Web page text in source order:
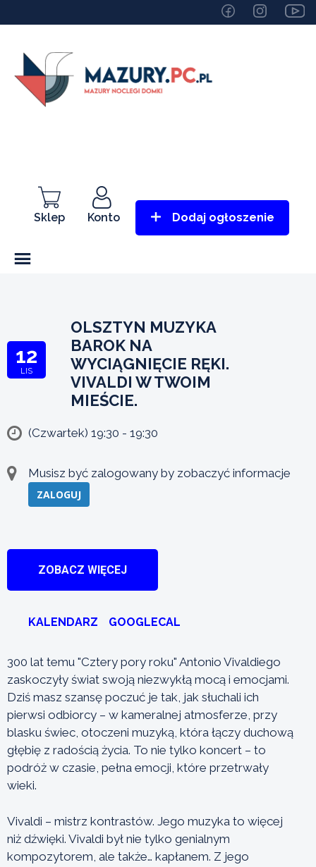
Sklep Konto Dodaj ogłoszenie
12
LIS
OLSZTYN MUZYKA
BAROK NA
WYCIĄGNIĘCIE RĘKI.
VIVALDI W TWOIM
MIEŚCIE.
(Czwartek) 19:30 - 19:30
Musisz być zalogowany by zobaczyć informacje
ZALOGUJ
ZOBACZ WIĘCEJ
KALENDARZ GOOGLECAL
300 lat temu "Cztery pory roku" Antonio Vivaldiego
zaskoczyły świat swoją niezwykłą mocą i emocjami.
Dziś masz szansę poczuć je tak, jak słuchali ich
pierwsi odbiorcy – w kameralnej atmosferze, przy
blasku świec, otoczeni muzyką, która łączy duchową
głębię z radością życia. To nie tylko koncert – to
podróż w czasie, pełna emocji, które przetrwały
wieki.
Vivaldi – mistrz kontrastów. Jego muzyka to więcej
niż dźwięki. Vivaldi był nie tylko genialnym
kompozytorem, ale także… kapłanem. Z jego